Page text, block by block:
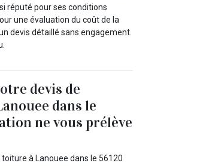
réputé pour ses conditions
une évaluation du coût de la
devis détaillé sans engagement.
devis de
dans le
ne vous prélève
à Lanouee dans le 56120